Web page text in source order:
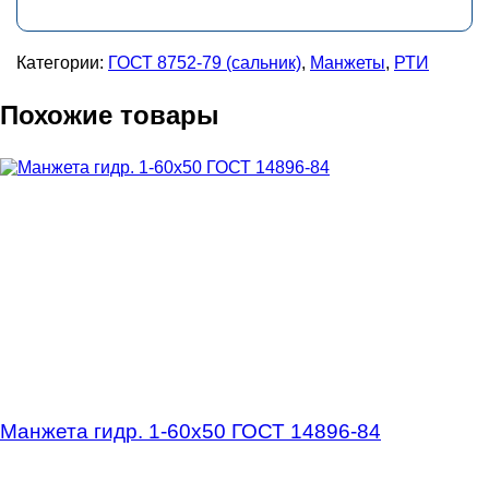
Категории: ГОСТ 8752-79 (сальник), Манжеты, РТИ
Похожие товары
Манжета гидр. 1-60х50 ГОСТ 14896-84